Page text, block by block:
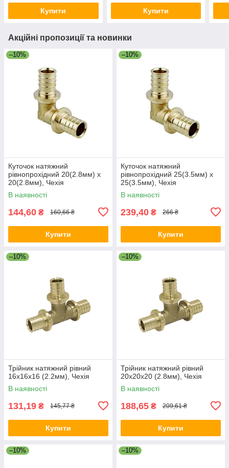
Купити Купити
Акційні пропозиції та новинки
–10%
Куточок натяжний
рівнопрохідний 20(2.8мм) x
20(2.8мм), Чехія
В наявності
144,60 ₴ 160,66 ₴
Купити
–10%
Куточок натяжний
рівнопрохідний 25(3.5мм) x
25(3.5мм), Чехія
В наявності
239,40 ₴ 266 ₴
Купити
–10%
Трійник натяжний рівний
16x16x16 (2.2мм), Чехія
В наявності
131,19 ₴ 145,77 ₴
Купити
–10%
Трійник натяжний рівний
20x20x20 (2.8мм), Чехія
В наявності
188,65 ₴ 209,61 ₴
Купити
–10% –10%